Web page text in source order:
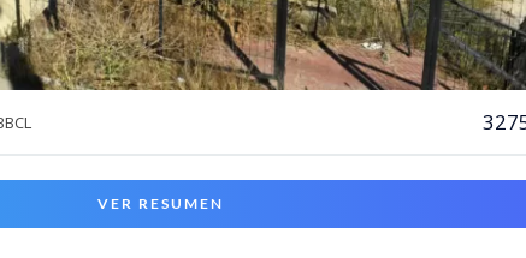
VER RESUMEN